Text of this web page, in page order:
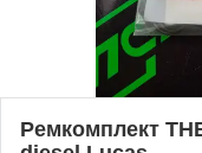
Ремкомплект